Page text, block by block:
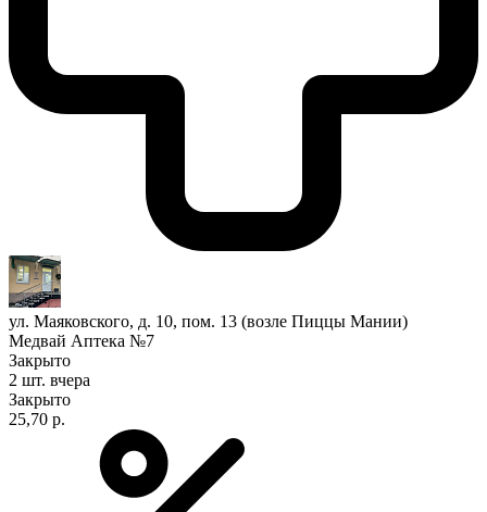
ул. Маяковского, д. 10, пом. 13 (возле Пиццы Мании)
Медвай Аптека №7
Закрыто
2 шт. вчера
Закрыто
25,70 р.